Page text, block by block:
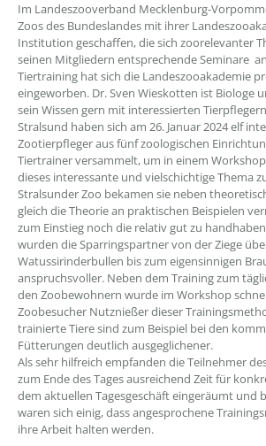
Im Landeszooverband Mecklenburg-
Zoos des Bundeslandes mit ihrer
Institution geschaffen, die sich zoorelevanter
seinen Mitgliedern entsprechende Seminare
Tiertraining hat sich die Landeszooakademie
eingeworben. Dr. Sven Wieskotten ist Biologe
sein Wissen gern mit interessierten
Stralsund haben sich am 26. Januar 2024 elf
Zootierpfleger aus fünf zoologischen
Tiertrainer versammelt, um in einem
dieses interessante und vielschichtige Thema
Stralsunder Zoo bekamen sie neben
gleich die Theorie an praktischen Beispielen
zum Einstieg noch die relativ gut zu
wurden die Sparringspartner von der Ziege
Watussirinderbullen bis zum eigensinnigen
anspruchsvoller. Neben dem Training zum
den Zoobewohnern wurde im Workshop
Zoobesucher Nutznießer dieser
trainierte Tiere sind zum Beispiel bei den
Fütterungen deutlich ausgeglichener.
Als sehr hilfreich empfanden die Teilnehmer
zum Ende des Tages ausreichend Zeit für
dem aktuellen Tagesgeschäft eingeräumt und
waren sich einig, dass angesprochene
ihre Arbeit halten werden.